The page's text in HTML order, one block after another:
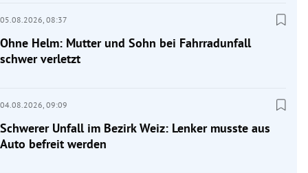
05.08.2026, 08:37
Ohne Helm: Mutter und Sohn bei Fahrradunfall
schwer verletzt
04.08.2026, 09:09
Schwerer Unfall im Bezirk Weiz: Lenker musste aus
Auto befreit werden